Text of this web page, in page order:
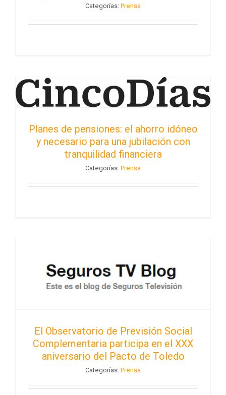
Categorías: Prensa
Planes de pensiones: el ahorro idóneo
y necesario para una jubilación con
tranquilidad financiera
Categorías: Prensa
El Observatorio de Previsión Social
Complementaria participa en el XXX
aniversario del Pacto de Toledo
Categorías: Prensa